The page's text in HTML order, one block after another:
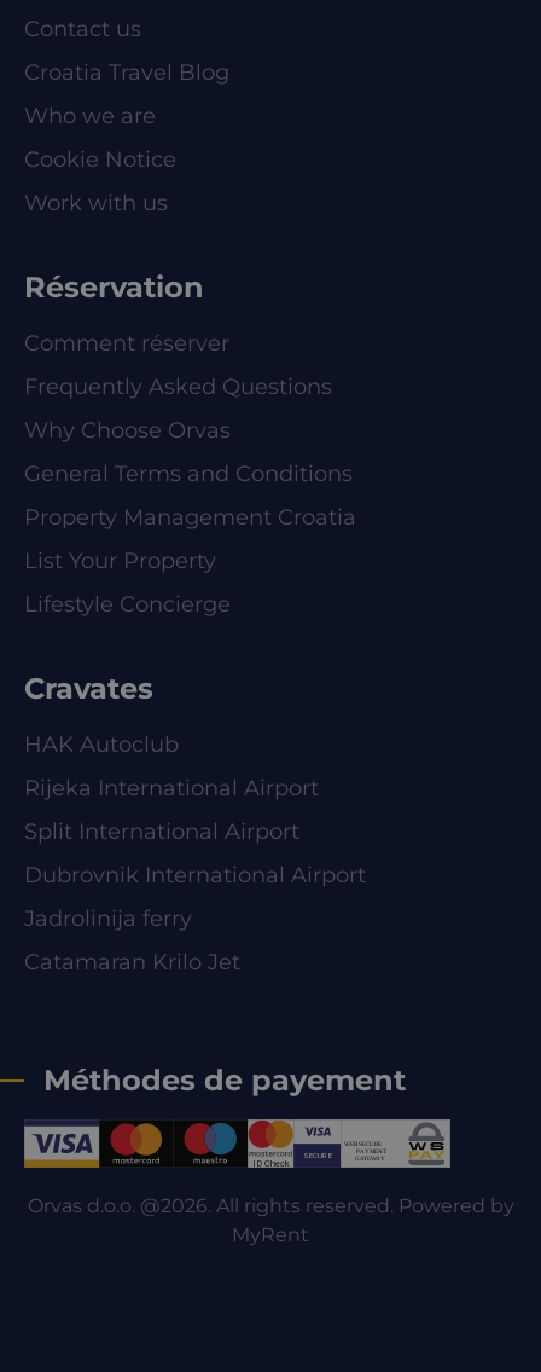
Contact us
Croatia Travel Blog
Who we are
Cookie Notice
Work with us
Réservation
Comment réserver
Frequently Asked Questions
Why Choose Orvas
General Terms and Conditions
Property Management Croatia
List Your Property
Lifestyle Concierge
Cravates
HAK Autoclub
Rijeka International Airport
Split International Airport
Dubrovnik International Airport
Jadrolinija ferry
Catamaran Krilo Jet
Méthodes de payement
Orvas d.o.o. @2026. All rights reserved. Powered by
MyRent